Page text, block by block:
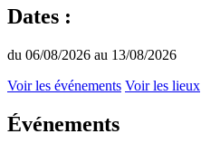
Dates :
du 06/08/2026 au 13/08/2026
Voir les événements Voir les lieux
Événements